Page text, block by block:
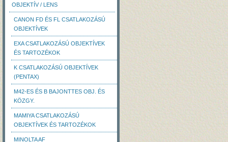
OBJEKTÍV / LENS
CANON FD ÉS FL CSATLAKOZÁSÚ
OBJEKTÍVEK
EXA CSATLAKOZÁSÚ OBJEKTÍVEK
ÉS TARTOZÉKOK
K CSATLAKOZÁSÚ OBJEKTÍVEK
(PENTAX)
M42-ES ÉS B BAJONTTES OBJ. ÉS
KÖZGY.
MAMIYA CSATLAKOZÁSÚ
OBJEKTÍVEK ÉS TARTOZÉKOK
MINOLTA AF